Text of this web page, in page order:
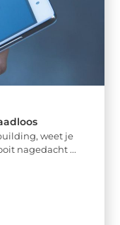
weet je
nagedacht ...